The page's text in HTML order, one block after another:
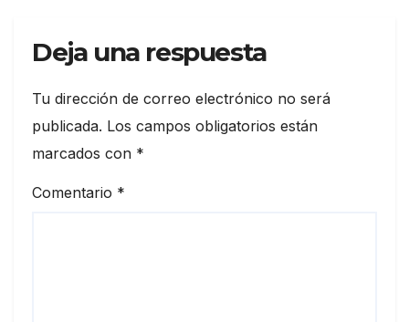
Deja una respuesta
Tu dirección de correo electrónico no será
publicada. Los campos obligatorios están
marcados con *
Comentario *